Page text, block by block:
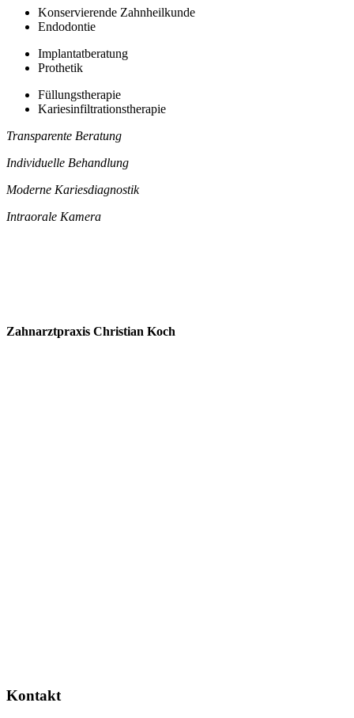
Konservierende Zahnheilkunde
Endodontie
Implantatberatung
Prothetik
Füllungstherapie
Kariesinfiltrationstherapie
Transparente Beratung
Individuelle Behandlung
Moderne Kariesdiagnostik
Intraorale Kamera
Zahnarztpraxis Christian Koch
Kontakt